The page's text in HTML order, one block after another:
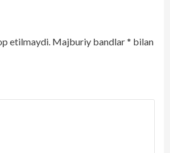
etilmaydi. Majburiy bandlar* bilan